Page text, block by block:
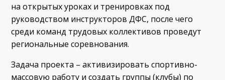
на открытых уроках и тренировках под
руководством инструкторов ДФС, после чего
среди команд трудовых коллективов проведут
региональные соревнования.
Задача проекта – активизировать спортивно-
массовую работу и создать группы (клубы) по